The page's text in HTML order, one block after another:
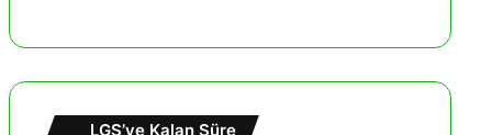
LGS’ye Kalan Süre